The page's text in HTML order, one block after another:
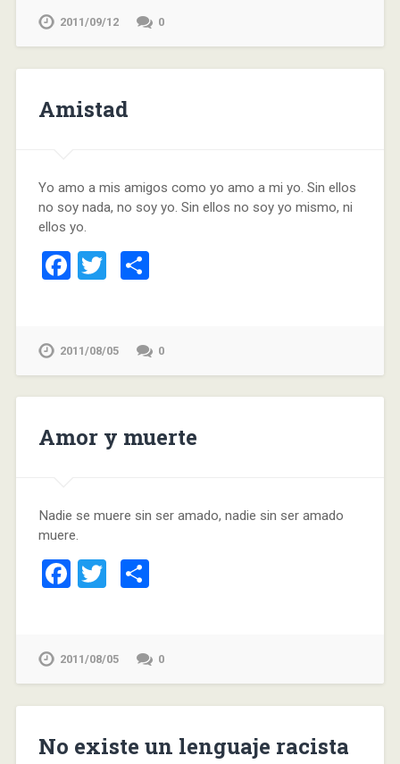
2011/09/12 0
Amistad
Yo amo a mis amigos como yo amo a mi yo. Sin ellos
no soy nada, no soy yo. Sin ellos no soy yo mismo, ni
ellos yo.
Facebook
TwitterCompartir
2011/08/05 0
Amor y muerte
Nadie se muere sin ser amado, nadie sin ser amado
muere.
Facebook
TwitterCompartir
2011/08/05 0
No existe un lenguaje racista